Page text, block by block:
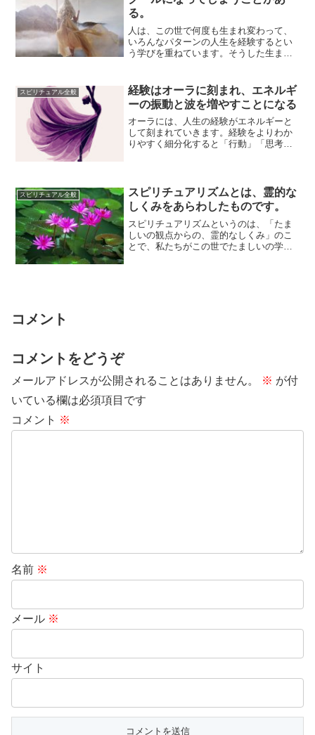
る。
人は、この世で何度も生まれ変わって、
いろんなパターンの人生を経験するとい
う学びを重ねています。そうした生まれ
スピリチュアル全般
経験はオーラに刻まれ、エネルギ
ーの振動と波を増やすことになる
オーラには、人生の経験がエネルギーと
して刻まれていきます。経験をよりわか
りやすく細分化すると「行動」「思考」
スピリチュアル全般
スピリチュアリズムとは、霊的な
しくみをあらわしたものです。
スピリチュアリズムというのは、「たま
しいの観点からの、霊的なしくみ」のこ
とで、私たちがこの世でたましいの学び
コメント
コメントをどうぞ
メールアドレスが公開されることはありません。 ※ が付
いている欄は必須項目です
コメント ※
名前 ※
メール ※
サイト